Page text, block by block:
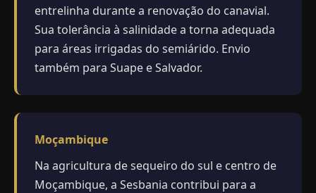
entrelinha durante a renovação do canavial.
Sua tolerância à salinidade a torna adequada
para áreas irrigadas do semiárido. Envio
também para Suape e Salvador.
Moçambique
Na agricultura de sequeiro do sul e centro de
Moçambique, a Sesbania contribui para a